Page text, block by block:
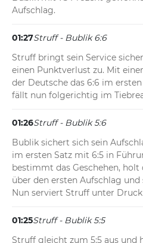
Aufschlag.
01:27Struff - Bublik 6:6
Struff bringt sein Service
einen Punktverlust zu. Mit
der Deutsche das 6:6 im
fällt nun folgerichtig im
01:26Struff - Bublik 5:6
Bublik sichert sich sein
im ersten Satz mit 6:5 in
bestimmt das Geschehen,
über den ersten Aufschlag
Nun serviert Struff unter
01:25Struff - Bublik 5:5
Struff gleicht zum 5:5 aus und